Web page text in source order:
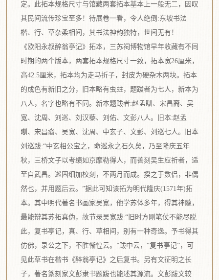
定。此拓本规格尺寸与馆藏两套拓本基本上一般无二，因叹
其民间流传珍宝至多！待展卷一看，令人绝倒:东坡书法
楷、行、草杂柔相间，其书法神韵独特，世间无有！
《欧阳永叔醉翁亭记》拓本，三苏祠博物馆早年收藏有不同
时期的两个版本，两套拓本规格尺寸一致，拓本宽26厘米，
高42.5厘米，拓本均为走马折子，封皮为硬杂木两块。拓本
的成色有新旧之分，旧本略有虫蛀，题跋者为七人，新本为
八人，名字也略有不同。新本题跋者:赵孟瞓、宋昌裔、吴
宽、沈周、刘巡、刘汉藜、刘佑、文彭八人。旧本:赵孟
瞓、宋昌裔、吴宽、沈周、中玄子、文彭、刘巡七人。旧本
刘巡跋:“中玄相公宝之，命巡永之石久矣，乃至隆庆五年
秋，三桥文子以考绩如京摩勒得人，而善刻吴生应祈者，适
至自武昌。巡固细加校刻，不两月而成。揆之于数侣，非偶
然也，并用题后云。”据此可知该拓为明代隆庆(1571年)拓
本。其中明代著名书画家吴宽，他学苏体多年，得其神髓，
最能辩其苏拓真伪，故节录吴宽跋:“旧时方刚笔仗不能尽脱
此，复书亭记，真、行、草相间，别有一种奇逸。予书得其
仿佛，录公之下，不胜惭惶云。”跋中云，“复书亭记”，可
见此草书在楷书《醉翁亭记》之后复书。另有文征明之长
子，著名篆刻家文彭隶书题跋也能述其源流。文彭跋文较